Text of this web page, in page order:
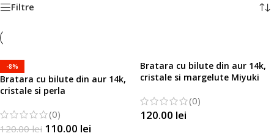
Filtre
-8%
Bratara cu bilute din aur 14k,
cristale si perla
(0)
120.00lei 110.00 lei
Bratara cu bilute din aur 14k,
cristale si margelute Miyuki
(0)
120.00 lei